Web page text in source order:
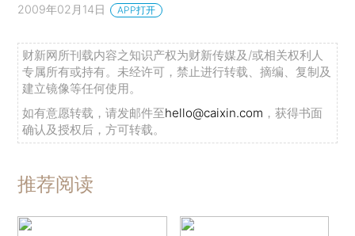
2009年02月14日 APP打开
财新网所刊载内容之知识产权为财新传媒及/或相关权利人
专属所有或持有。未经许可，禁止进行转载、摘编、复制及
建立镜像等任何使用。
如有意愿转载，请发邮件至hello@caixin.com ，获得书面
确认及授权后，方可转载。
推荐阅读